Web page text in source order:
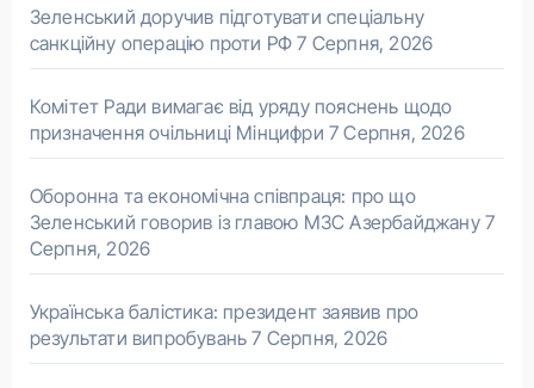
Зеленський доручив підготувати спеціальну
санкційну операцію проти РФ 7 Серпня, 2026
Комітет Ради вимагає від уряду пояснень щодо
призначення очільниці Мінцифри 7 Серпня, 2026
Оборонна та економічна співпраця: про що
Зеленський говорив із главою МЗС Азербайджану 7
Серпня, 2026
Українська балістика: президент заявив про
результати випробувань 7 Серпня, 2026